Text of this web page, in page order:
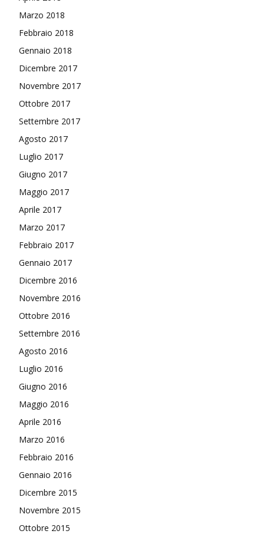
Marzo 2018
Febbraio 2018
Gennaio 2018
Dicembre 2017
Novembre 2017
Ottobre 2017
Settembre 2017
Agosto 2017
Luglio 2017
Giugno 2017
Maggio 2017
Aprile 2017
Marzo 2017
Febbraio 2017
Gennaio 2017
Dicembre 2016
Novembre 2016
Ottobre 2016
Settembre 2016
Agosto 2016
Luglio 2016
Giugno 2016
Maggio 2016
Aprile 2016
Marzo 2016
Febbraio 2016
Gennaio 2016
Dicembre 2015
Novembre 2015
Ottobre 2015